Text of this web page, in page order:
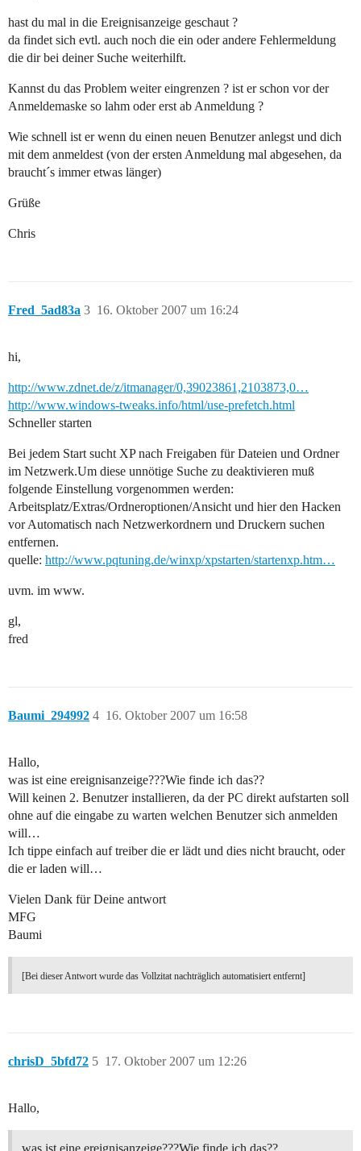
hast du mal in die Ereignisanzeige geschaut ?
da findet sich evtl. auch noch die ein oder andere Fehlermeldung
die dir bei deiner Suche weiterhilft.
Kannst du das Problem weiter eingrenzen ? ist er schon vor der
Anmeldemaske so lahm oder erst ab Anmeldung ?
Wie schnell ist er wenn du einen neuen Benutzer anlegst und dich
mit dem anmeldest (von der ersten Anmeldung mal abgesehen, da
braucht´s immer etwas länger)
Grüße
Chris
Fred_5ad83a 16. Oktober 2007 um 16:24
3
hi,
http://www.zdnet.de/z/itmanager/0,39023861,2103873,0…
http://www.windows-tweaks.info/html/use-prefetch.html
Schneller starten
Bei jedem Start sucht XP nach Freigaben für Dateien und Ordner
im Netzwerk.Um diese unnötige Suche zu deaktivieren muß
folgende Einstellung vorgenommen werden:
Arbeitsplatz/Extras/Ordneroptionen/Ansicht und hier den Hacken
vor Automatisch nach Netzwerkordnern und Druckern suchen
entfernen.
quelle: http://www.pqtuning.de/winxp/xpstarten/startenxp.htm…
uvm. im www.
gl,
fred
Baumi_294992 16. Oktober 2007 um 16:58
4
Hallo,
was ist eine ereignisanzeige???Wie finde ich das??
Will keinen 2. Benutzer installieren, da der PC direkt aufstarten soll
ohne auf die eingabe zu warten welchen Benutzer sich anmelden
will…
Ich tippe einfach auf treiber die er lädt und dies nicht braucht, oder
die er laden will…
Vielen Dank für Deine antwort
MFG
Baumi
[Bei dieser Antwort wurde das Vollzitat nachträglich automatisiert entfernt]
chrisD_5bfd72 17. Oktober 2007 um 12:26
5
Hallo,
was ist eine ereignisanzeige???Wie finde ich das??